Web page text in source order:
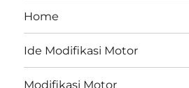
Home
Ide Modifikasi Motor
Modifikasi Motor